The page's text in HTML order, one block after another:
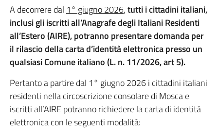
A decorrere dal 1° giugno 2026,tutti i cittadini italiani,
inclusi gli iscritti all’Anagrafe degli Italiani Residenti
all’Estero (AIRE), potranno presentare domanda per
il rilascio della carta d’identità elettronica presso un
qualsiasi Comune italiano (L. n. 11/2026, art 5).
Pertanto a partire dal 1° giugno 2026 i cittadini italiani
residenti nella circoscrizione consolare di Mosca e
iscritti all’AIRE potranno richiedere la carta di identità
elettronica con le seguenti modalità: